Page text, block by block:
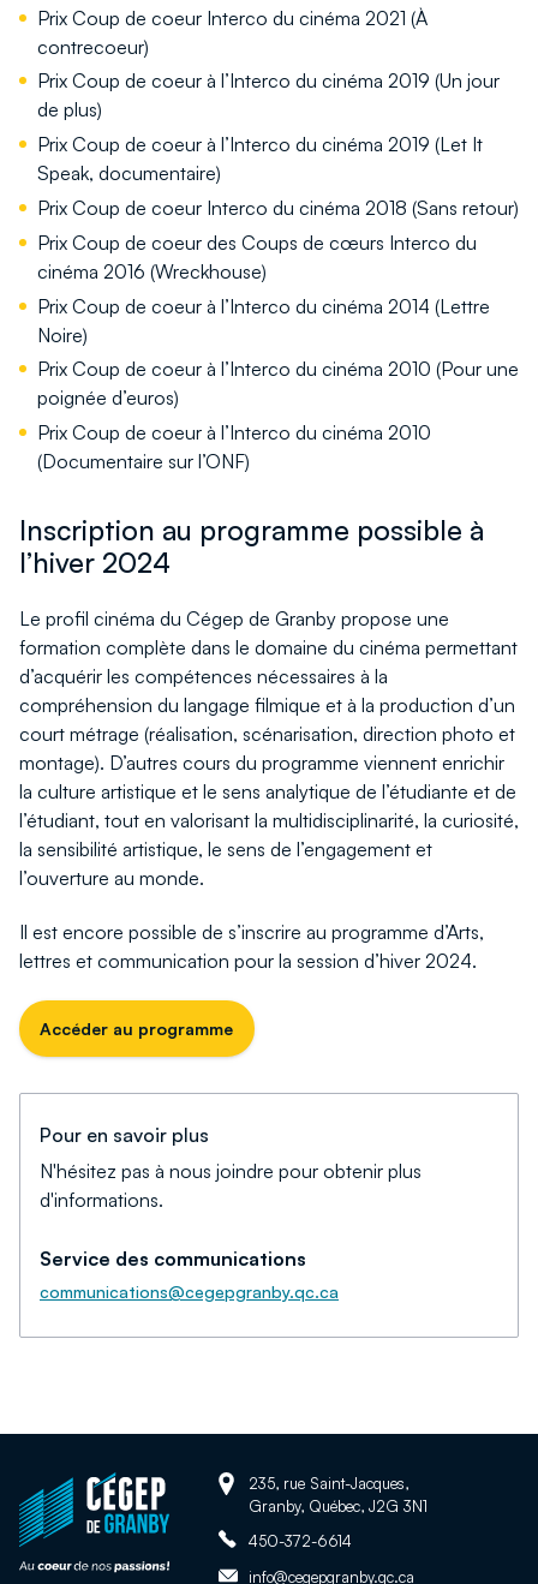
Prix Coup de coeur Interco du cinéma 2021 (À
contrecoeur)
Prix Coup de coeur à l’Interco du cinéma 2019 (Un jour
de plus)
Prix Coup de coeur à l’Interco du cinéma 2019 (Let It
Speak, documentaire)
Prix Coup de coeur Interco du cinéma 2018 (Sans retour)
Prix Coup de coeur des Coups de cœurs Interco du
cinéma 2016 (Wreckhouse)
Prix Coup de coeur à l’Interco du cinéma 2014 (Lettre
Noire)
Prix Coup de coeur à l’Interco du cinéma 2010 (Pour une
poignée d’euros)
Prix Coup de coeur à l’Interco du cinéma 2010
(Documentaire sur l’ONF)
Inscription au programme possible à
l’hiver 2024
Le profil cinéma du Cégep de Granby propose une
formation complète dans le domaine du cinéma permettant
d’acquérir les compétences nécessaires à la
compréhension du langage filmique et à la production d’un
court métrage (réalisation, scénarisation, direction photo et
montage). D’autres cours du programme viennent enrichir
la culture artistique et le sens analytique de l’étudiante et de
l’étudiant, tout en valorisant la multidisciplinarité, la curiosité,
la sensibilité artistique, le sens de l’engagement et
l’ouverture au monde.
Il est encore possible de s’inscrire au programme d’Arts,
lettres et communication pour la session d’hiver 2024.
Accéder au programme
Pour en savoir plus
N'hésitez pas à nous joindre pour obtenir plus
d'informations.
Service des communications
communications@cegepgranby.qc.ca
Retour
à
page
Adresse:235, rue Saint-Jacques,
Granby, Québec, J2G 3N1
Téléphone:
450-372-6614
Adresse
info@cegepgranby.qc.ca